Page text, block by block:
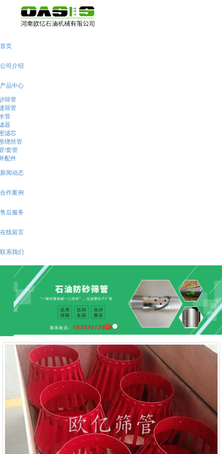
首页
公司介绍
产品中心
筛管
筛管
管
器
滤芯
绕丝管
/套管
配件
新闻动态
合作案例
售后服务
在线留言
联系我们